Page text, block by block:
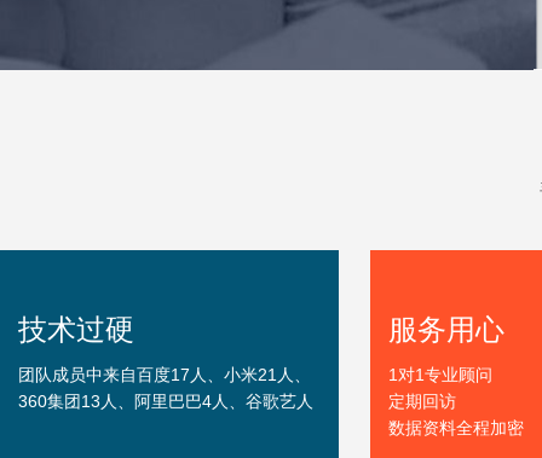
技术过硬
团队成员中来自百度17人、小米21人、
360集团13人、阿里巴巴4人、谷歌艺人
服务用心
1对1专业顾问
定期回访
数据资料全程加密